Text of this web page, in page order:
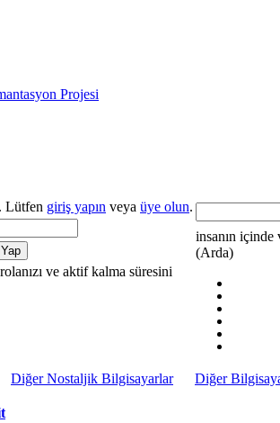
Projesi
. Lütfen giriş yapın veya üye olun.
ve aktif kalma süresini
insanın içinde
(Arda)
Diğer Nostaljik Bilgisayarlar
Diğer